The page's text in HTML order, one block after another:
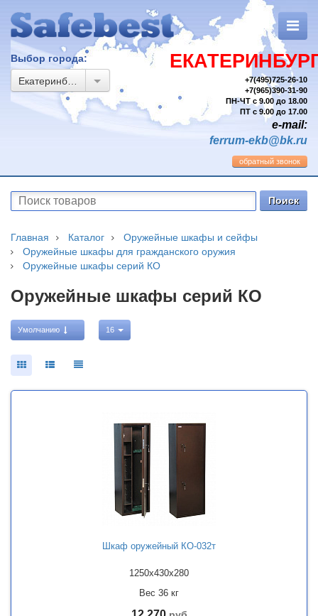
Выбор города:
+7(495)725-26-10
+7(965)390-31-90
ПН-ЧТ с 9.00 до 18.00
ПТ с 9.00 до 17.00
e-mail:
ferrum-ekb@bk.ru
обратный звонок
Главная Каталог
Оружейные шкафы и сейфы
Оружейные шкафы для гражданского оружия
Оружейные шкафы серий КО
Оружейные шкафы серий КО
Умолчанию 16
Шкаф оружейный КО-032т
1250x430x280
Вес 36 кг